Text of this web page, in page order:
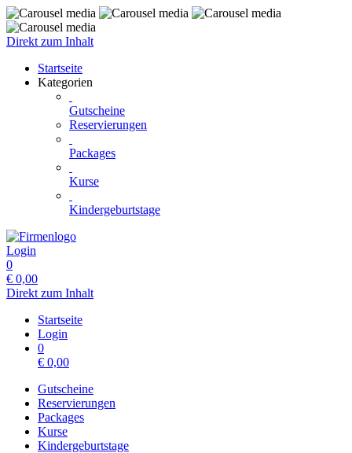
Direkt zum Inhalt
Startseite
Kategorien
Gutscheine
Reservierungen
Packages
Kurse
Kindergeburtstage
Login
0
€ 0,00
Direkt zum Inhalt
Startseite
Login
0
€ 0,00
Gutscheine
Reservierungen
Packages
Kurse
Kindergeburtstage